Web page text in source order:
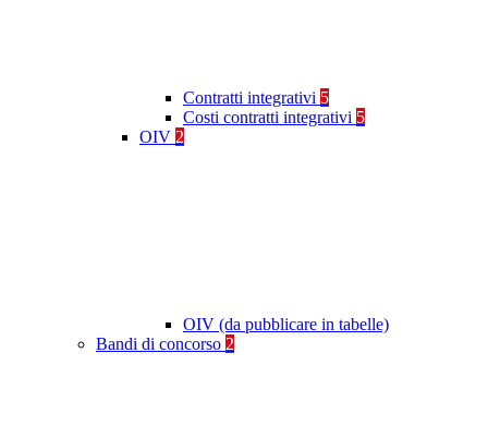
Contratti integrativi 5
Costi contratti integrativi 5
OIV 2
OIV (da pubblicare in tabelle)
Bandi di concorso 2